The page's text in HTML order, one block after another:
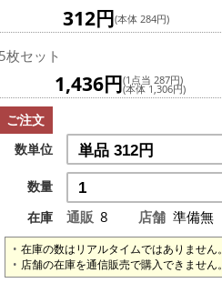
312円(本体 284円)
5枚セット
1,436円(1点当 287円)
(本体 1,306円)
ご注文
数単位
数量
在庫
通販 8 店舗 準備無
在庫の数はリアルタイムではありません。
店舗の在庫を通信販売で購入できません。